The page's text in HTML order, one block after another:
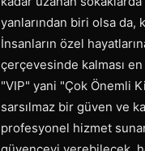
yanlarından biri olsa da,
İnsanların özel
çerçevesinde kalması
"VIP" yani "Çok Önemli
sarsılmaz bir güven ve
profesyonel hizmet